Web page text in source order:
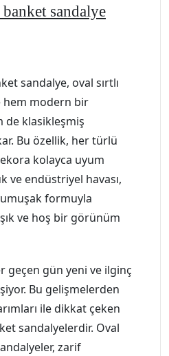
banket sandalye
sandalye, oval sırtlı
hem modern bir
klasikleşmiş
Bu özellik, her türlü
kolayca uyum
ve endüstriyel havası,
formuyla
ve hoş bir görünüm
geçen gün yeni ve ilginç
Bu gelişmelerden
ile dikkat çeken
sandalyelerdir. Oval
zarif